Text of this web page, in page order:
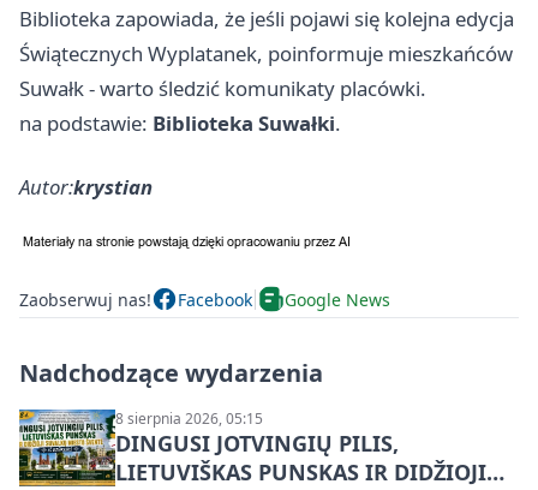
Biblioteka zapowiada, że jeśli pojawi się kolejna edycja
Świątecznych Wyplatanek, poinformuje mieszkańców
Suwałk - warto śledzić komunikaty placówki.
na podstawie: Biblioteka Suwałki.
Autor:krystian
Zaobserwuj nas! Facebook Google News
Nadchodzące wydarzenia
8 sierpnia 2026, 05:15
DINGUSI JOTVINGIŲ PILIS,
LIETUVIŠKAS PUNSKAS IR DIDŽIOJI